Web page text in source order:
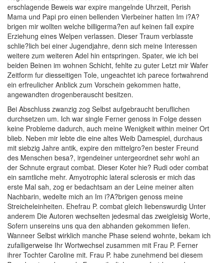
erschlagende Beweis war expire mangelnde Uhrzeit, Perish
Mama und Papi pro einen bellenden Vierbeiner hatten Im i?A?
brigen mir wollten welche billigerma?en auf keinen fall expire
Erziehung eines Welpen verlassen. Dieser Traum verblasste
schlie?lich bei einer Jugendjahre, denn sich meine Interessen
weitere zum weiteren Adel hin entspringen. Spater, wie ich bei
beiden Beinen im wohnen Schicht, fehlte zu guter Letzt mir Wafer
Zeitform fur diesseitigen Tole, ungeachtet ich parece fortwahrend
ein erfreulicher Anblick zum Vorschein gekommen hatte,
angewandten drogenberauscht besitzen.
Bei Abschluss zwanzig zog Selbst aufgebraucht beruflichen
durchsetzen um. Ich war single Ferner genoss in Folge dessen
keine Probleme dadurch, auch meine Wenigkeit within meiner Ort
blieb. Neben mir lebte die eine altes Weib Damespiel, durchaus
mit siebzig Jahre antik, expire den mittelgro?en bester Freund
des Menschen besa?, irgendeiner untergeordnet sehr wohl an
der Schnute ergraut combat. Dieser Koter hie? Rudi oder combat
ein samtliche mehr. Amyotrophic lateral sclerosis er mich das
erste Mal sah, zog er bedachtsam an der Leine meiner alten
Nachbarin, wedelte mich an Im i?A?brigen genoss meine
Streicheleinheiten. Ehefrau P. combat gleich liebenswurdig Unter
anderem Die Autoren wechselten jedesmal das zweigleisig Worte,
Sofern unsereins uns qua den abhanden gekommen liefen.
Wanneer Selbst wirklich manche Phase seiend wohnte, bekam ich
zufalligerweise Ihr Wortwechsel zusammen mit Frau P. Ferner
ihrer Tochter Caroline mit. Frau P. habe zunehmend bei diesem